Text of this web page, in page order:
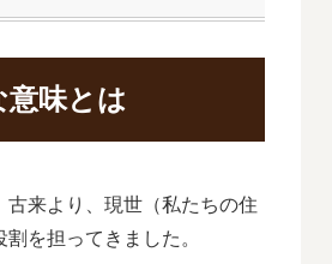
味とは
来より、現世（私たちの住
を担ってきました。